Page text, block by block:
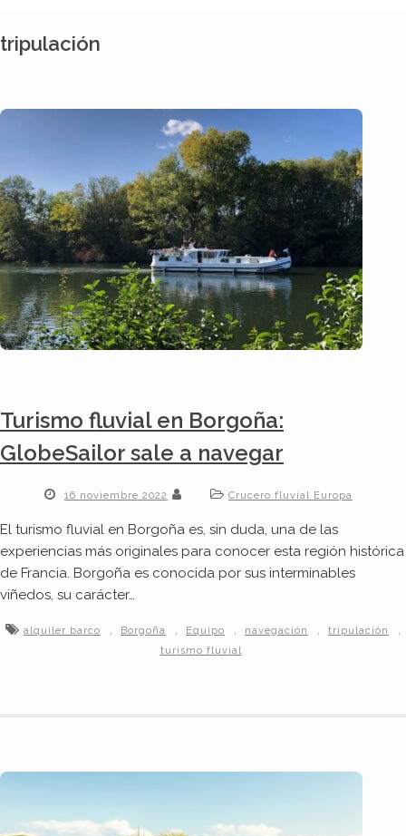
tripulación
Turismo fluvial en Borgoña:
GlobeSailor sale a navegar
16 noviembre 2022 Crucero fluvial Europa
El turismo fluvial en Borgoña es, sin duda, una de las
experiencias más originales para conocer esta región histórica
de Francia. Borgoña es conocida por sus interminables
viñedos, su carácter…
alquiler barco , Borgoña , Equipo , navegación , tripulación ,
turismo fluvial